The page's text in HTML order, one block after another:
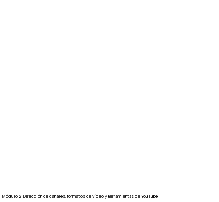
Módulo 2: Dirección de canales, formatos de vídeo y herramientas de YouTube